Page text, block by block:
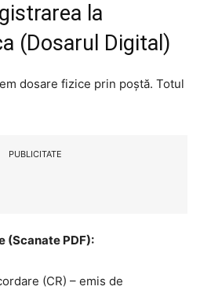
la
(Dosarul Digital)
dosare fizice prin poștă. Totul
PUBLICITATE
(Scanate PDF):
(CR) – emis de